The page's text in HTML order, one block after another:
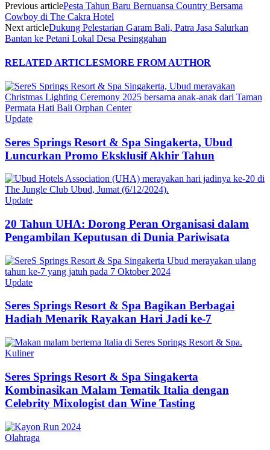
Previous articlePesta Tahun Baru Bernuansa Country Bersama
Cowboy di The Cakra Hotel
Next articleDukung Pelestarian Garam Bali, Patra Jasa Salurkan
Bantan ke Petani Lokal Desa Pesinggahan
RELATED ARTICLESMORE FROM AUTHOR
Update
Seres Springs Resort & Spa Singakerta, Ubud
Luncurkan Promo Eksklusif Akhir Tahun
Update
20 Tahun UHA: Dorong Peran Organisasi dalam
Pengambilan Keputusan di Dunia Pariwisata
Update
Seres Springs Resort & Spa Bagikan Berbagai
Hadiah Menarik Rayakan Hari Jadi ke-7
Kuliner
Seres Springs Resort & Spa Singakerta
Kombinasikan Malam Tematik Italia dengan
Celebrity Mixologist dan Wine Tasting
Olahraga